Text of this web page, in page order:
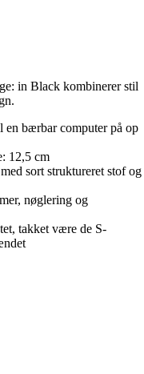
in Black kombinerer stil
en bærbar computer på op
12,5 cm
sort struktureret stof og
nøglering og
takket være de S-